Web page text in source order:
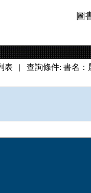
圖
表 | 查詢條件: 書名：